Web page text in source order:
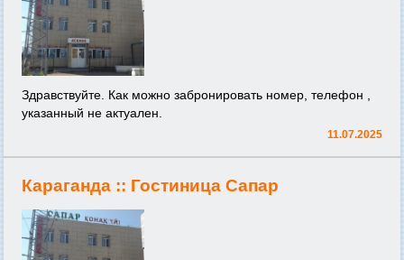
Здравствуйте. Как можно забронировать номер, телефон ,
указанный не актуален.
11.07.2025
Караганда :: Гостиница Сапар